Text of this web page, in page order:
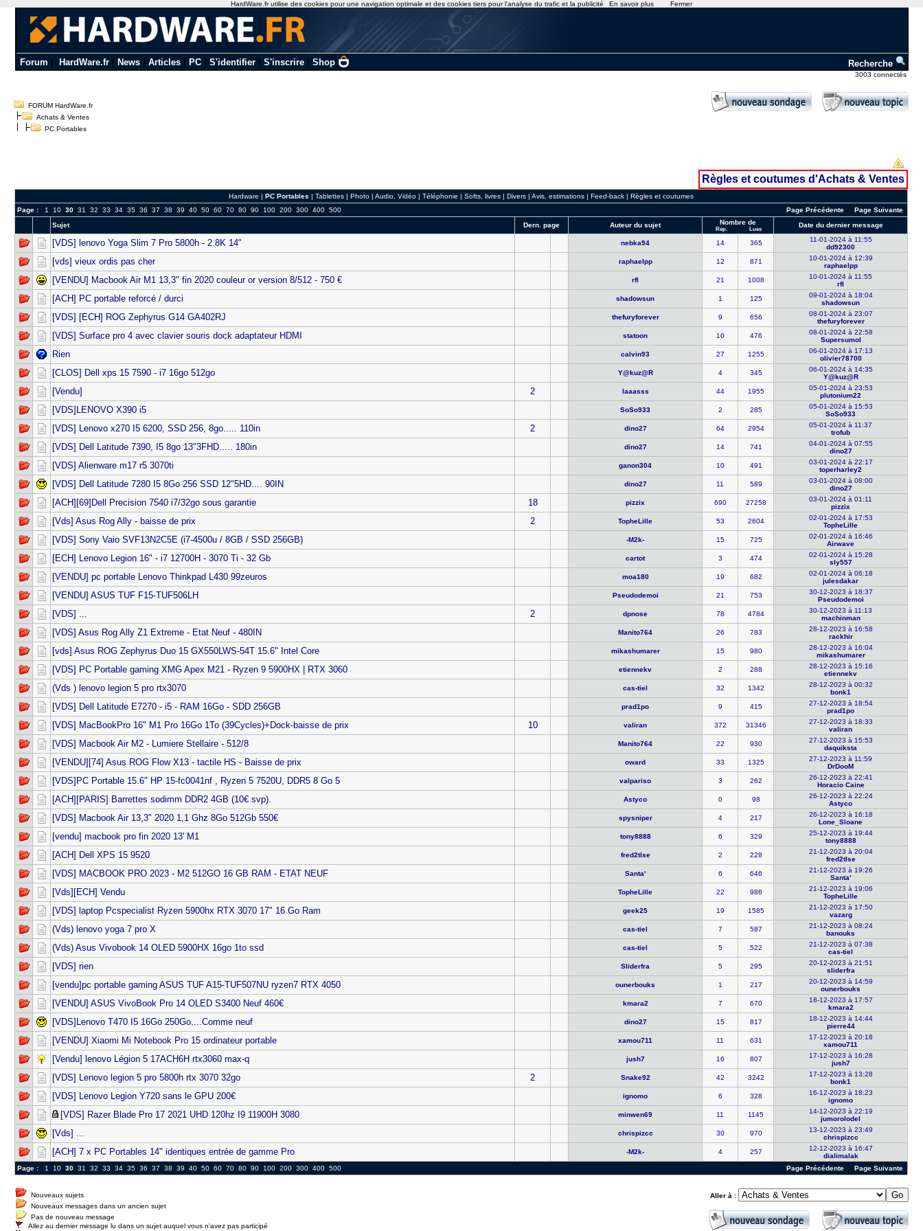
Forum HardWare.fr| News| Articles| PC| S'identifier| S'inscrire| Shop Recherche
3003 connectés
FORUM HardWare.fr
Achats & Ventes
PC Portables
Règles et coutumes d'Achats & Ventes
Hardware |PC Portables |Tablettes |Photo |Audio, Vidéo |Téléphonie |Softs, livres |Divers |Avis, estimations |Feed-back |Règles et coutumes
Page :
1 10 30 31 32 33 34 35 36 37 38 39 40 50 60 70 80 90 100 200 300 400 500 Page Suivante
Page Précédente
Sujet
Dern. page Auteur du sujet Nombre de
Rép. Lues
Date du dernier message
[VDS] lenovo Yoga Slim 7 Pro 5800h - 2.8K 14" nebka94 14 365
11-01-2024 à 11:55
dd92300
[vds] vieux ordis pas cher raphaelpp 12 871
10-01-2024 à 12:39
raphaelpp
[VENDU] Macbook Air M1 13,3" fin 2020 couleur or version 8/512 - 750 € rfl 21 1008
10-01-2024 à 11:55
rfl
[ACH] PC portable reforcé / durci shadowsun 1 125
09-01-2024 à 18:04
shadowsun
[VDS] [ECH] ROG Zephyrus G14 GA402RJ thefuryfor​ever 9 656
08-01-2024 à 23:07
thefuryfor​ever
[VDS] Surface pro 4 avec clavier souris dock adaptateur HDMI statoon 10 476
08-01-2024 à 22:58
Supersumol
Rien calvin93 27 1255
06-01-2024 à 17:13
olivier787​00
[CLOS] Dell xps 15 7590 - i7 16go 512go Y@kuz@R 4 345
06-01-2024 à 14:35
Y@kuz@R
[Vendu] 2 laaasss 44 1955
05-01-2024 à 23:53
plutonium2​2
[VDS]LENOVO X390 i5 SoSo933 2 285
05-01-2024 à 15:53
SoSo933
[VDS] Lenovo x270 I5 6200, SSD 256, 8go..... 110in 2 dino27 64 2954
05-01-2024 à 11:37
trofub
[VDS] Dell Latitude 7390, I5 8go 13"3FHD..... 180in dino27 14 741
04-01-2024 à 07:55
dino27
[VDS] Alienware m17 r5 3070ti ganon304 10 491
03-01-2024 à 22:17
toperharle​y2
[VDS] Dell Latitude 7280 I5 8Go 256 SSD 12"5HD.... 90IN dino27 11 589
03-01-2024 à 08:00
dino27
[ACH][69]Dell Precision 7540 i7/32go sous garantie 18 pizzix 690 27258
03-01-2024 à 01:11
pizzix
[Vds] Asus Rog Ally - baisse de prix 2 TopheLille 53 2604
02-01-2024 à 17:53
TopheLille
[VDS] Sony Vaio SVF13N2C5E (i7-4500u / 8GB / SSD 256GB) -M2k- 15 725
02-01-2024 à 16:46
Airwave
[ECH] Lenovo Legion 16" - i7 12700H - 3070 Ti - 32 Gb cartot 3 474
02-01-2024 à 15:28
sly557
[VENDU] pc portable Lenovo Thinkpad L430 99zeuros moa180 19 682
02-01-2024 à 06:18
julesdakar
[VENDU] ASUS TUF F15-TUF506LH Pseudodemo​i 21 753
30-12-2023 à 18:37
Pseudodemo​i
[VDS] ... 2 dpnose 78 4784
30-12-2023 à 11:13
machinman
[VDS] Asus Rog Ally Z1 Extreme - Etat Neuf - 480IN Manito764 26 783
28-12-2023 à 16:58
rackhir
[vds] Asus ROG Zephyrus Duo 15 GX550LWS-54T 15.6" Intel Core mikashumar​er 15 980
28-12-2023 à 16:04
mikashumar​er
[VDS] PC Portable gaming XMG Apex M21 - Ryzen 9 5900HX | RTX 3060 etiennekv 2 288
28-12-2023 à 15:16
etiennekv
(Vds ) lenovo legion 5 pro rtx3070 cas-tiel 32 1342
28-12-2023 à 00:32
bonk1
[VDS] Dell Latitude E7270 - i5 - RAM 16Go - SDD 256GB prad1po 9 415
27-12-2023 à 18:54
prad1po
[VDS] MacBookPro 16" M1 Pro 16Go 1To (39Cycles)+Dock-baisse de prix 10 valiran 372 31346
27-12-2023 à 18:33
valiran
[VDS] Macbook Air M2 - Lumiere Stellaire - 512/8 Manito764 22 930
27-12-2023 à 15:53
daquiksta
[VENDU][74] Asus ROG Flow X13 - tactile HS - Baisse de prix oward 33 1325
27-12-2023 à 11:59
DrDooM
[VDS]PC Portable 15.6" HP 15-fc0041nf , Ryzen 5 7520U, DDR5 8 Go 5 valpariso 3 262
26-12-2023 à 22:41
Horacio Ca​ine
[ACH][PARIS] Barrettes sodimm DDR2 4GB (10€ svp). Astyco 0 98
26-12-2023 à 22:24
Astyco
[VDS] Macbook Air 13,3" 2020 1,1 Ghz 8Go 512Gb 550€ spysniper 4 217
26-12-2023 à 16:18
Lone_Sloan​e
[vendu] macbook pro fin 2020 13' M1 tony8888 6 329
25-12-2023 à 19:44
tony8888
[ACH] Dell XPS 15 9520 fred2tlse 2 228
21-12-2023 à 20:04
fred2tlse
[VDS] MACBOOK PRO 2023 - M2 512GO 16 GB RAM - ETAT NEUF Santa' 6 646
21-12-2023 à 19:26
Santa'
[Vds][ECH] Vendu TopheLille 22 986
21-12-2023 à 19:06
TopheLille
[VDS] laptop Pcspecialist Ryzen 5900hx RTX 3070 17" 16 Go Ram geek25 19 1585
21-12-2023 à 17:50
vazarg
(Vds) lenovo yoga 7 pro X cas-tiel 7 587
21-12-2023 à 08:24
banouks
(Vds) Asus Vivobook 14 OLED 5900HX 16go 1to ssd cas-tiel 5 522
21-12-2023 à 07:38
cas-tiel
[VDS] rien Sliderfra 5 295
20-12-2023 à 21:51
sliderfra
[vendu]pc portable gaming ASUS TUF A15-TUF507NU ryzen7 RTX 4050 ounerbouks 1 217
20-12-2023 à 14:59
ounerbouks
[VENDU] ASUS VivoBook Pro 14 OLED S3400 Neuf 460€ kmara2 7 670
18-12-2023 à 17:57
kmara2
[VDS]Lenovo T470 I5 16Go 250Go....Comme neuf dino27 15 817
18-12-2023 à 14:44
pierre44
[VENDU] Xiaomi Mi Notebook Pro 15 ordinateur portable xamou711 11 631
17-12-2023 à 20:18
xamou711
[Vendu] lenovo Légion 5 17ACH6H rtx3060 max-q jush7 16 807
17-12-2023 à 16:28
jush7
[VDS] Lenovo legion 5 pro 5800h rtx 3070 32go 2 Snake92 42 3242
17-12-2023 à 13:28
bonk1
[VDS] Lenovo Legion Y720 sans le GPU 200€ ignomo 6 328
16-12-2023 à 18:23
ignomo
[VDS] Razer Blade Pro 17 2021 UHD 120hz I9 11900H 3080 minwen69 11 1145
14-12-2023 à 22:19
jumorolode​l
[Vds] ... chrispizcc 30 970
13-12-2023 à 23:49
chrispizcc
[ACH] 7 x PC Portables 14" identiques entrée de gamme Pro -M2k- 4 257
12-12-2023 à 16:47
dialimalak
Page :
1 10 30 31 32 33 34 35 36 37 38 39 40 50 60 70 80 90 100 200 300 400 500 Page Suivante
Page Précédente
Aller à :
Nouveaux sujets
Nouveaux messages dans un ancien sujet
Pas de nouveau message
Allez au dernier message lu dans un sujet auquel vous n'avez pas participé
HardWare.fr utilise des cookies pour une navigation optimale et des cookies tiers pour l'analyse du trafic et la publicité En savoir plus Fermer